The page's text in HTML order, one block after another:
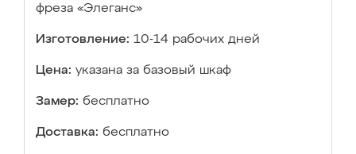
фреза «Элеганс»
Изготовление: 10-14 рабочих дней
Цена: указана за базовый шкаф
Замер: бесплатно
Доставка: бесплатно